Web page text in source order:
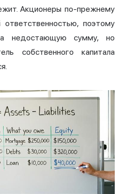
Акционеры по-прежнему
поэтому
недостающую сумму, но
собственного капитала